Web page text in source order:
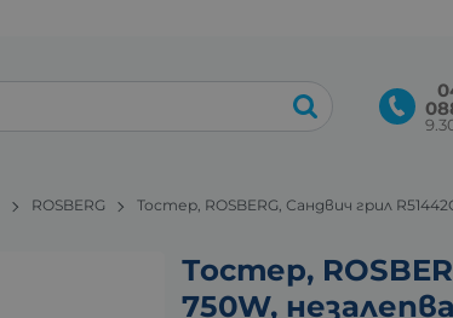
ROSBERG Тостер, ROSBERG, Сандвич грил
Тостер,
750W,